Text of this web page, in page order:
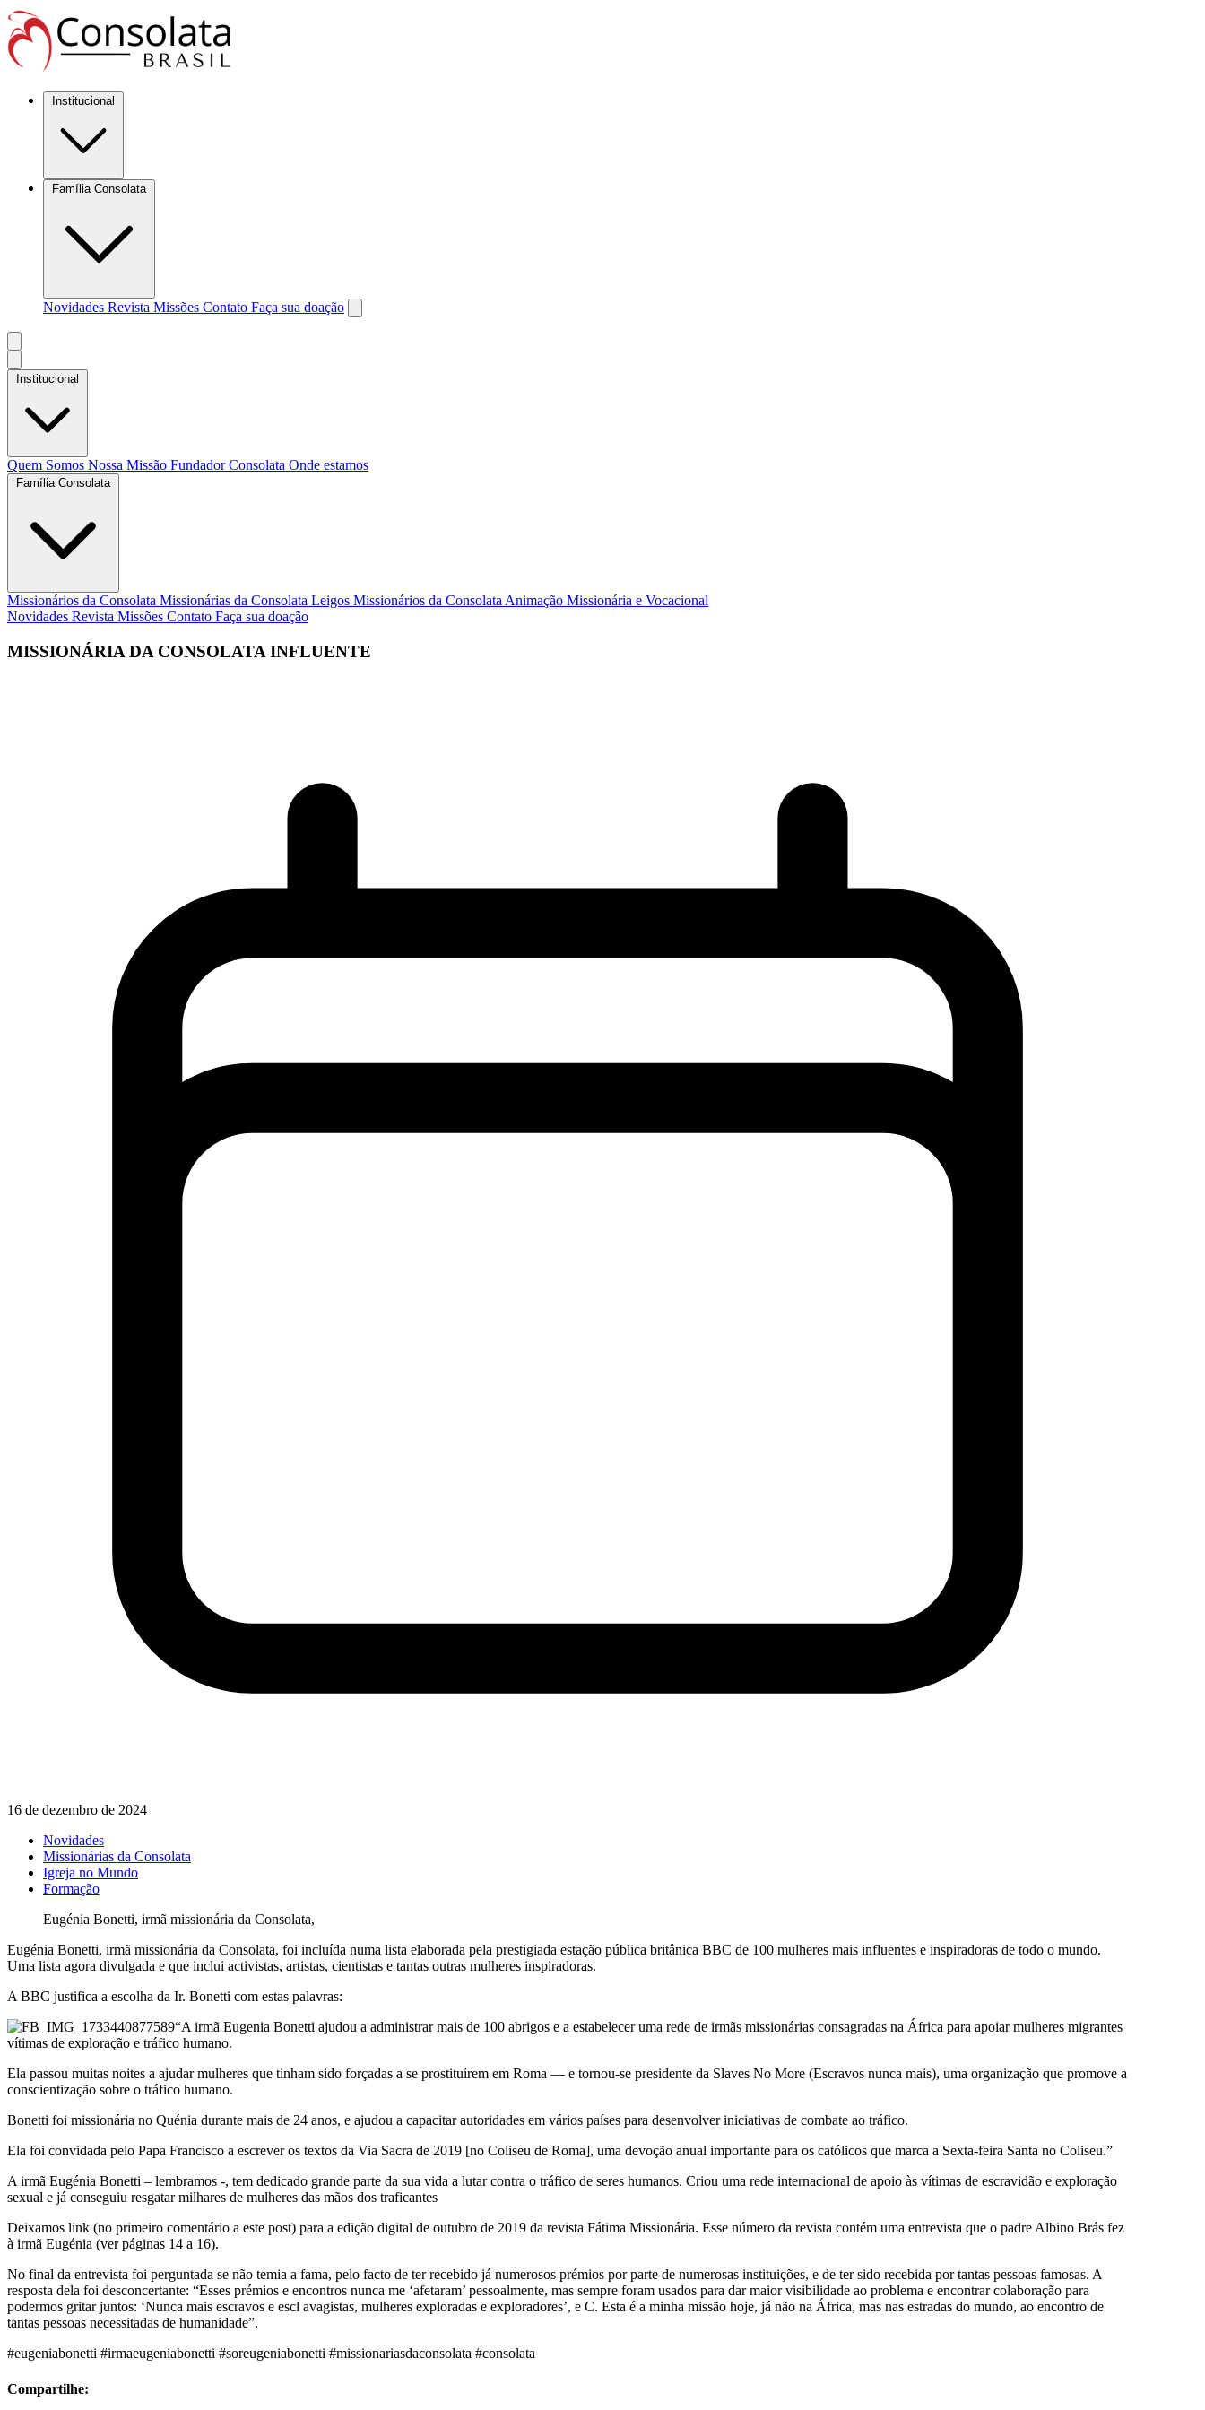
Institucional
Família Consolata
Novidades Revista Missões Contato Faça sua doação
Institucional
Quem Somos Nossa Missão FundadorConsolata Onde estamos
Família Consolata
Missionários da Consolata Missionárias da Consolata Leigos Missionários da Consolata Animação Missionária e Vocacional
Novidades Revista Missões Contato Faça sua doação
MISSIONÁRIA DA CONSOLATA INFLUENTE
16 de dezembro de 2024
Novidades
Missionárias da Consolata
Igreja no Mundo
Formação
Eugénia Bonetti, irmã missionária da Consolata,
Eugénia Bonetti, irmã missionária da Consolata, foi incluída numa lista elaborada pela prestigiada estação pública britânica BBC de 100 mulheres mais influentes e inspiradoras de todo o mundo.
Uma lista agora divulgada e que inclui activistas, artistas, cientistas e tantas outras mulheres inspiradoras.
A BBC justifica a escolha da Ir. Bonetti com estas palavras:
“A irmã Eugenia Bonetti ajudou a administrar mais de 100 abrigos e a estabelecer uma rede de irmãs missionárias consagradas na África para apoiar mulheres migrantes
vítimas de exploração e tráfico humano.
Ela passou muitas noites a ajudar mulheres que tinham sido forçadas a se prostituírem em Roma — e tornou-se presidente da Slaves No More (Escravos nunca mais), uma organização que promove a
conscientização sobre o tráfico humano.
Bonetti foi missionária no Quénia durante mais de 24 anos, e ajudou a capacitar autoridades em vários países para desenvolver iniciativas de combate ao tráfico.
Ela foi convidada pelo Papa Francisco a escrever os textos da Via Sacra de 2019 [no Coliseu de Roma], uma devoção anual importante para os católicos que marca a Sexta-feira Santa no Coliseu.”
A irmã Eugénia Bonetti – lembramos -, tem dedicado grande parte da sua vida a lutar contra o tráfico de seres humanos. Criou uma rede internacional de apoio às vítimas de escravidão e exploração
sexual e já conseguiu resgatar milhares de mulheres das mãos dos traficantes
Deixamos link (no primeiro comentário a este post) para a edição digital de outubro de 2019 da revista Fátima Missionária. Esse número da revista contém uma entrevista que o padre Albino Brás fez
à irmã Eugénia (ver páginas 14 a 16).
No final da entrevista foi perguntada se não temia a fama, pelo facto de ter recebido já numerosos prémios por parte de numerosas instituições, e de ter sido recebida por tantas pessoas famosas. A
resposta dela foi desconcertante: “Esses prémios e encontros nunca me ‘afetaram’ pessoalmente, mas sempre foram usados para dar maior visibilidade ao problema e encontrar colaboração para
podermos gritar juntos: ‘Nunca mais escravos e escl avagistas, mulheres exploradas e exploradores’, e C. Esta é a minha missão hoje, já não na África, mas nas estradas do mundo, ao encontro de
tantas pessoas necessitadas de humanidade”.
#eugeniabonetti #irmaeugeniabonetti #soreugeniabonetti #missionariasdaconsolata #consolata
Compartilhe: